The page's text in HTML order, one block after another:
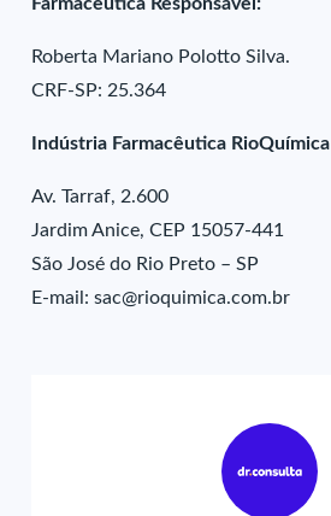
Roberta Mariano Polotto Silva.
CRF-SP: 25.364
Indústria Farmacêutica RioQuímica
Av. Tarraf, 2.600
Jardim Anice, CEP 15057-441
São José do Rio Preto – SP
E-mail: sac@rioquimica.com.br